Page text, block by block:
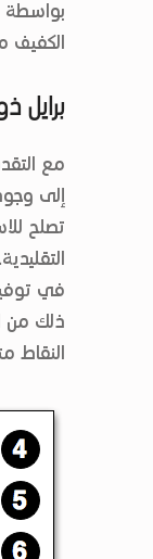
بواسطة
الكفيف
برايل
مع
إلى
تصلح
في
ذلك من
النقاط